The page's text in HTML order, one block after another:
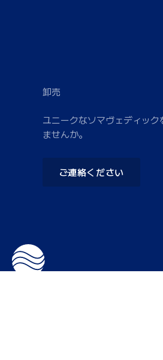
卸売
ユニークなソマヴェディック
ませんか。
ご連絡ください